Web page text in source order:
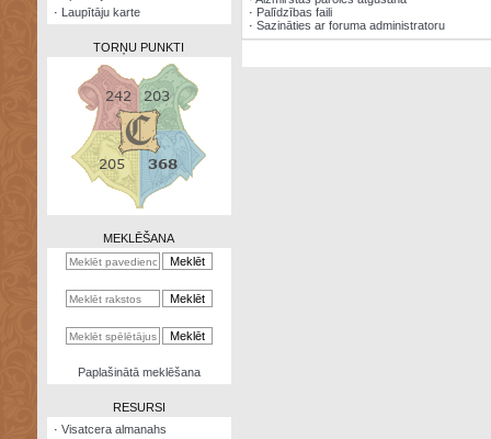
kalkulators
· Laupītāju karte
TORŅU PUNKTI
MEKLĒŠANA
Paplašinātā meklēšana
RESURSI
· Visatcera almanahs
· Palīdzības faili
· Sazināties ar foruma administratoru